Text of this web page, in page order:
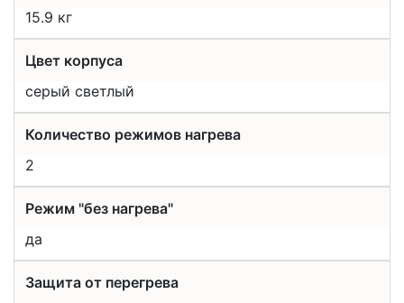
15.9 кг
Цвет корпуса
серый светлый
Количество режимов нагрева
2
Режим "без нагрева"
да
Защита от перегрева